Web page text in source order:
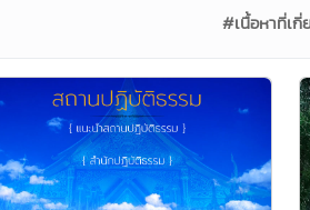
#เนื้อหาที่เกี่